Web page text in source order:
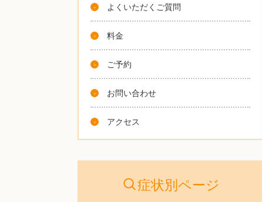
よくいただくご質問
料金
ご予約
お問い合わせ
アクセス
症状別ページ